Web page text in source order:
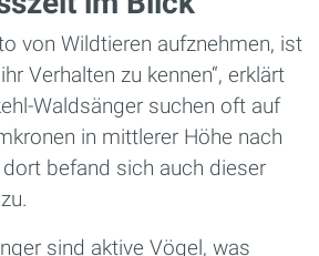
von Wildtieren aufznehmen, ist
Verhalten zu kennen“, erklärt
Waldsänger suchen oft auf
in mittlerer Höhe nach
befand sich auch dieser
sind aktive Vögel, was